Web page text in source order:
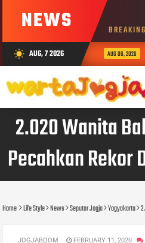
NEWS BREAKING
wb_sunny AUG, 7 2026 AUG 06, 2026
2.020 Wanita
Pecahkan Rekor
Home Life Style News Seputar Jogja Yogyakarta
JOGJABOOM FEBRUARY 11, 2020